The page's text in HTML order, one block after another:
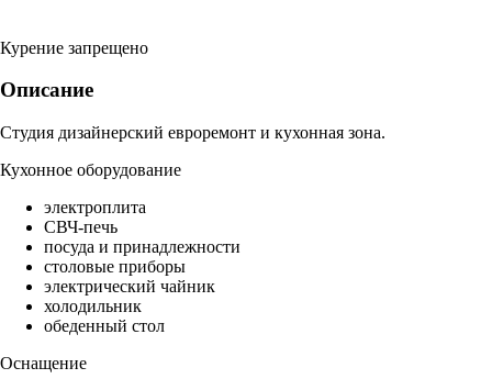
Курение запрещено
Описание
Студия дизайнерский евроремонт и кухонная зона.
Кухонное оборудование
электроплита
СВЧ-печь
посуда и принадлежности
столовые приборы
электрический чайник
холодильник
обеденный стол
Оснащение